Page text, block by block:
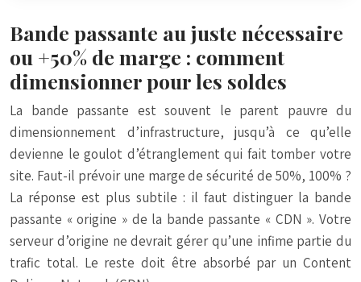
Bande passante au juste nécessaire
ou +50% de marge : comment
dimensionner pour les soldes
La bande passante est souvent le parent pauvre du
dimensionnement d’infrastructure, jusqu’à ce qu’elle
devienne le goulot d’étranglement qui fait tomber votre
site. Faut-il prévoir une marge de sécurité de 50%, 100% ?
La réponse est plus subtile : il faut distinguer la bande
passante « origine » de la bande passante « CDN ». Votre
serveur d’origine ne devrait gérer qu’une infime partie du
trafic total. Le reste doit être absorbé par un Content